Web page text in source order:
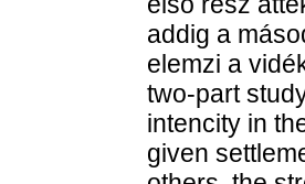
addig a
elemzi a
two-part
intencity in
given